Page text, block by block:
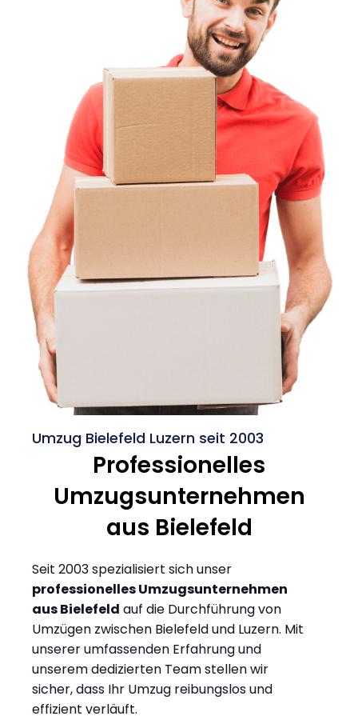
Umzug Bielefeld Luzern seit 2003
Professionelles
Umzugsunternehmen
aus Bielefeld
Seit 2003 spezialisiert sich unser
professionelles Umzugsunternehmen
aus Bielefeld auf die Durchführung von
Umzügen zwischen Bielefeld und Luzern. Mit
unserer umfassenden Erfahrung und
unserem dedizierten Team stellen wir
sicher, dass Ihr Umzug reibungslos und
effizient verläuft.